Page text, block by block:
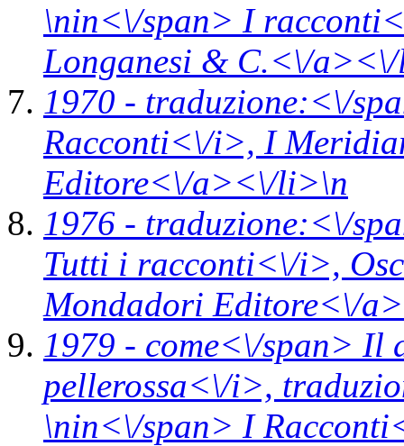
\nin<\/span> I
Longanesi & C.<\/
1970 - traduzione:<\/
Racconti<\/i>, I
Editore<\/a><\/li>\n
1976 - traduzione:<\/
Tutti i racconti<\/i>,
Mondadori Editore<\/
1979 - come<\/span> Il
pellerossa<\/i>,
\nin<\/span> I